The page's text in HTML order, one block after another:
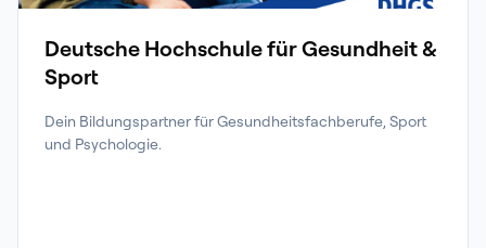
Deutsche Hochschule für Gesundheit &
Sport
Dein Bildungspartner für Gesundheitsfachberufe, Sport
und Psychologie.